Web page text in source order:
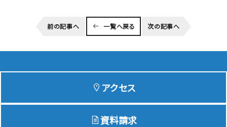
Course コース紹介
School Life 学校生活
前の記事へ 一覧へ戻る 次の記事へ
アクセス
資料請求